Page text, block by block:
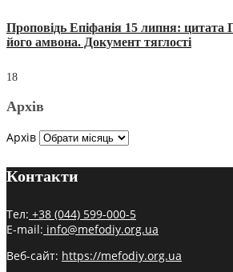
Проповідь Епіфанія 15 липня: цитата
його амвона. Документ тяглості
18
Архів
Архів
Контакти
Тел: +38 (044) 599-000-5
E-mail: info@mefodiy.org.ua
Веб-сайт: https://mefodiy.org.ua